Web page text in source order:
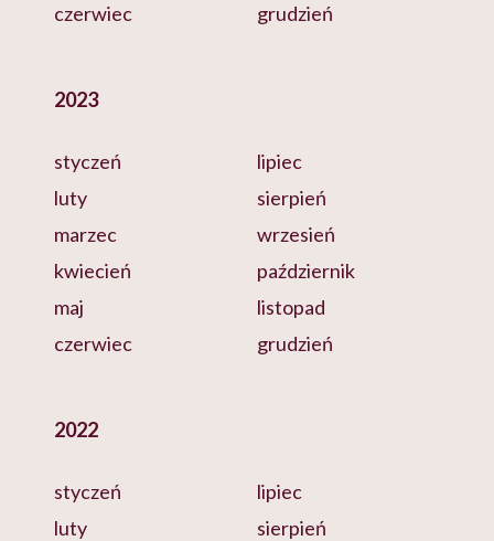
czerwiec
grudzień
2023
styczeń
luty
marzec
kwiecień
maj
czerwiec
lipiec
sierpień
wrzesień
październik
listopad
grudzień
2022
styczeń
luty
lipiec
sierpień